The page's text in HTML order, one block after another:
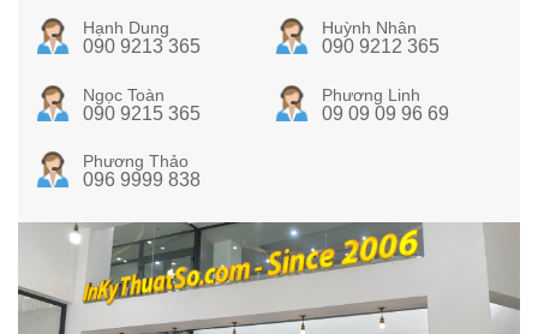
Hạnh Dung
090 9213 365
Huỳnh Nhân
090 9212 365
Ngọc Toàn
090 9215 365
Phương Linh
09 09 09 96 69
Phương Thảo
096 9999 838